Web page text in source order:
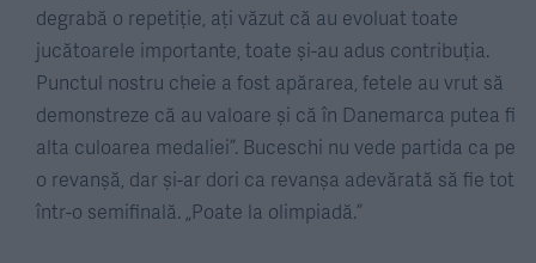
degrabă o repetiție, ați văzut că au evoluat toate
jucătoarele importante, toate și-au adus contribuția.
Punctul nostru cheie a fost apărarea, fetele au vrut să
demonstreze că au valoare și că în Danemarca putea fi
alta culoarea medaliei”. Buceschi nu vede partida ca pe
o revanșă, dar și-ar dori ca revanșa adevărată să fie tot
într-o semifinală. „Poate la olimpiadă.”